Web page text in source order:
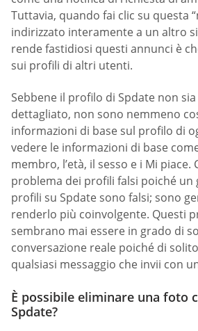
Tuttavia, quando fai clic su questa
indirizzato interamente a un altro
rende fastidiosi questi annunci è
sui profili di altri utenti.
Sebbene il profilo di Spdate non
dettagliato, non sono nemmeno
informazioni di base sul profilo di
vedere le informazioni di base
membro, l’età, il sesso e i Mi piace.
problema dei profili falsi poiché un
profili su Spdate sono falsi; sono
renderlo più coinvolgente. Questi
sembrano mai essere in grado di
conversazione reale poiché di
qualsiasi messaggio che invii con
È possibile eliminare una foto
Spdate?